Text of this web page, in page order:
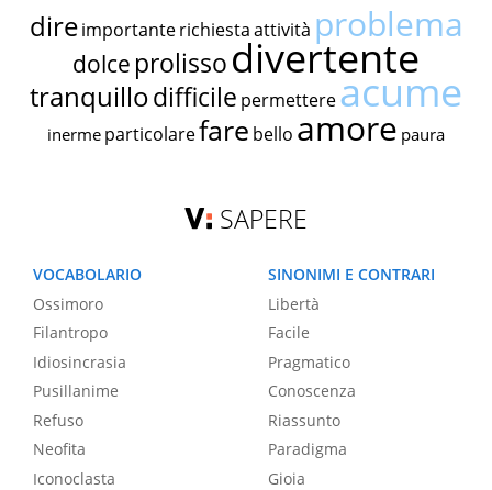
dire importante richiestaattività problema
dolce prolissodivertente
tranquillodifficile permettereacume
inerme particolarefare bello amore paura
SAPERE
VOCABOLARIO
Ossimoro
Filantropo
Idiosincrasia
Pusillanime
Refuso
Neofita
Iconoclasta
SINONIMI E CONTRARI
Libertà
Facile
Pragmatico
Conoscenza
Riassunto
Paradigma
Gioia